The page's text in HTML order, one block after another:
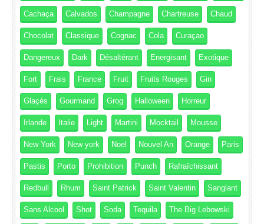
Cachaça Calvados Champagne Chartreuse Chaud
Chocolat Classique Cognac Cola Curaçao
Dangereux Dark Désaltérant Energisant Exotique
Fort Frais France Fruit Fruits Rouges Gin
Glaçés Gourmand Grog Halloween Horreur
Irlande Italie Light Martini Mocktail Mousse
New York New york Noel Nouvel An Orange Paris
Pastis Porto Prohibition Punch Rafraîchissant
Redbull Rhum Saint Patrick Saint Valentin Sanglant
Sans Alcool Shot Soda Tequila The Big Lebowski